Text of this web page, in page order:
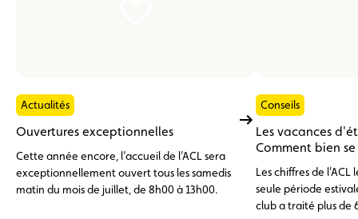
Actualités
Ouvertures exceptionnelles
Cette année encore, l’accueil de l’ACL sera
exceptionnellement ouvert tous les samedis
matin du mois de juillet, de 8h00 à 13h00.
Conseils
Les vacances
Comment bien
Les chiffres de
seule période
club a traité plus de